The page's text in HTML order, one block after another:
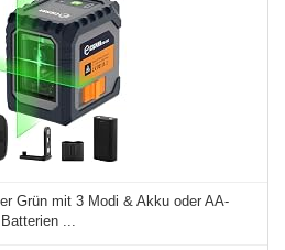
Grün mit 3 Modi & Akku oder AA-
Batterien ...